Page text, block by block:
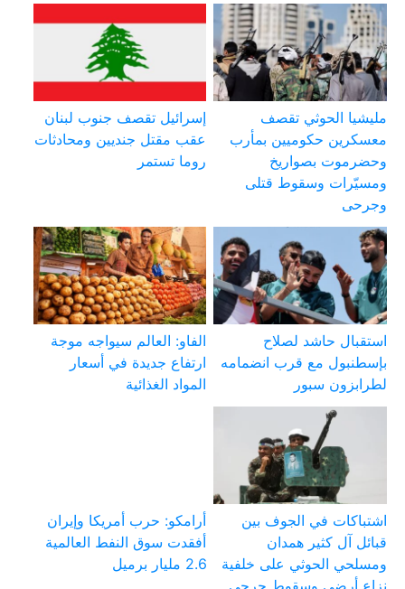
مليشيا الحوثي تقصف
معسكرين حكوميين بمأرب
وحضرموت بصواريخ
ومسيّرات وسقوط قتلى
وجرحى
إسرائيل تقصف جنوب لبنان
عقب مقتل جنديين ومحادثات
روما تستمر
استقبال حاشد لصلاح
بإسطنبول مع قرب انضمامه
لطرابزون سبور
الفاو: العالم سيواجه موجة
ارتفاع جديدة في أسعار
المواد الغذائية
اشتباكات في الجوف بين
قبائل آل كثير همدان
ومسلحي الحوثي على خلفية
أرامكو: حرب أمريكا وإيران
أفقدت سوق النفط العالمية
2.6 مليار برميل